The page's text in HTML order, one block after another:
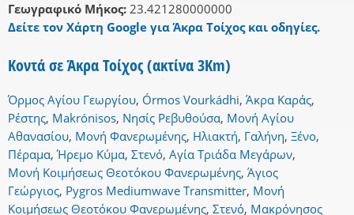
Γεωγραφικό Μήκος: 23.421280000000
Δείτε τον Χάρτη Google για Άκρα Τοίχος και οδηγίες.
Κοντά σε Άκρα Τοίχος (ακτίνα 3Km)
Όρμος Αγίου Γεωργίου, Órmos Vourkádhi, Άκρα Καράς,
Ρέστης, Makrónisos, Νησίς Ρεβυθούσα, Μονή Αγίου
Αθανασίου, Μονή Φανερωμένης, Ηλιακτή, Γαλήνη, Ξένο,
Πέραμα,Ήρεμο Κύμα, Στενό, Αγία Τριάδα Μεγάρων,
Μονή Κοιμήσεως Θεοτόκου Φανερωμένης, Άγιος
Γεώργιος, Pygros Mediumwave Transmitter, Μονή
Κοιμήσεως Θεοτόκου Φανερωμένης, Στενό, Μακρόνησος